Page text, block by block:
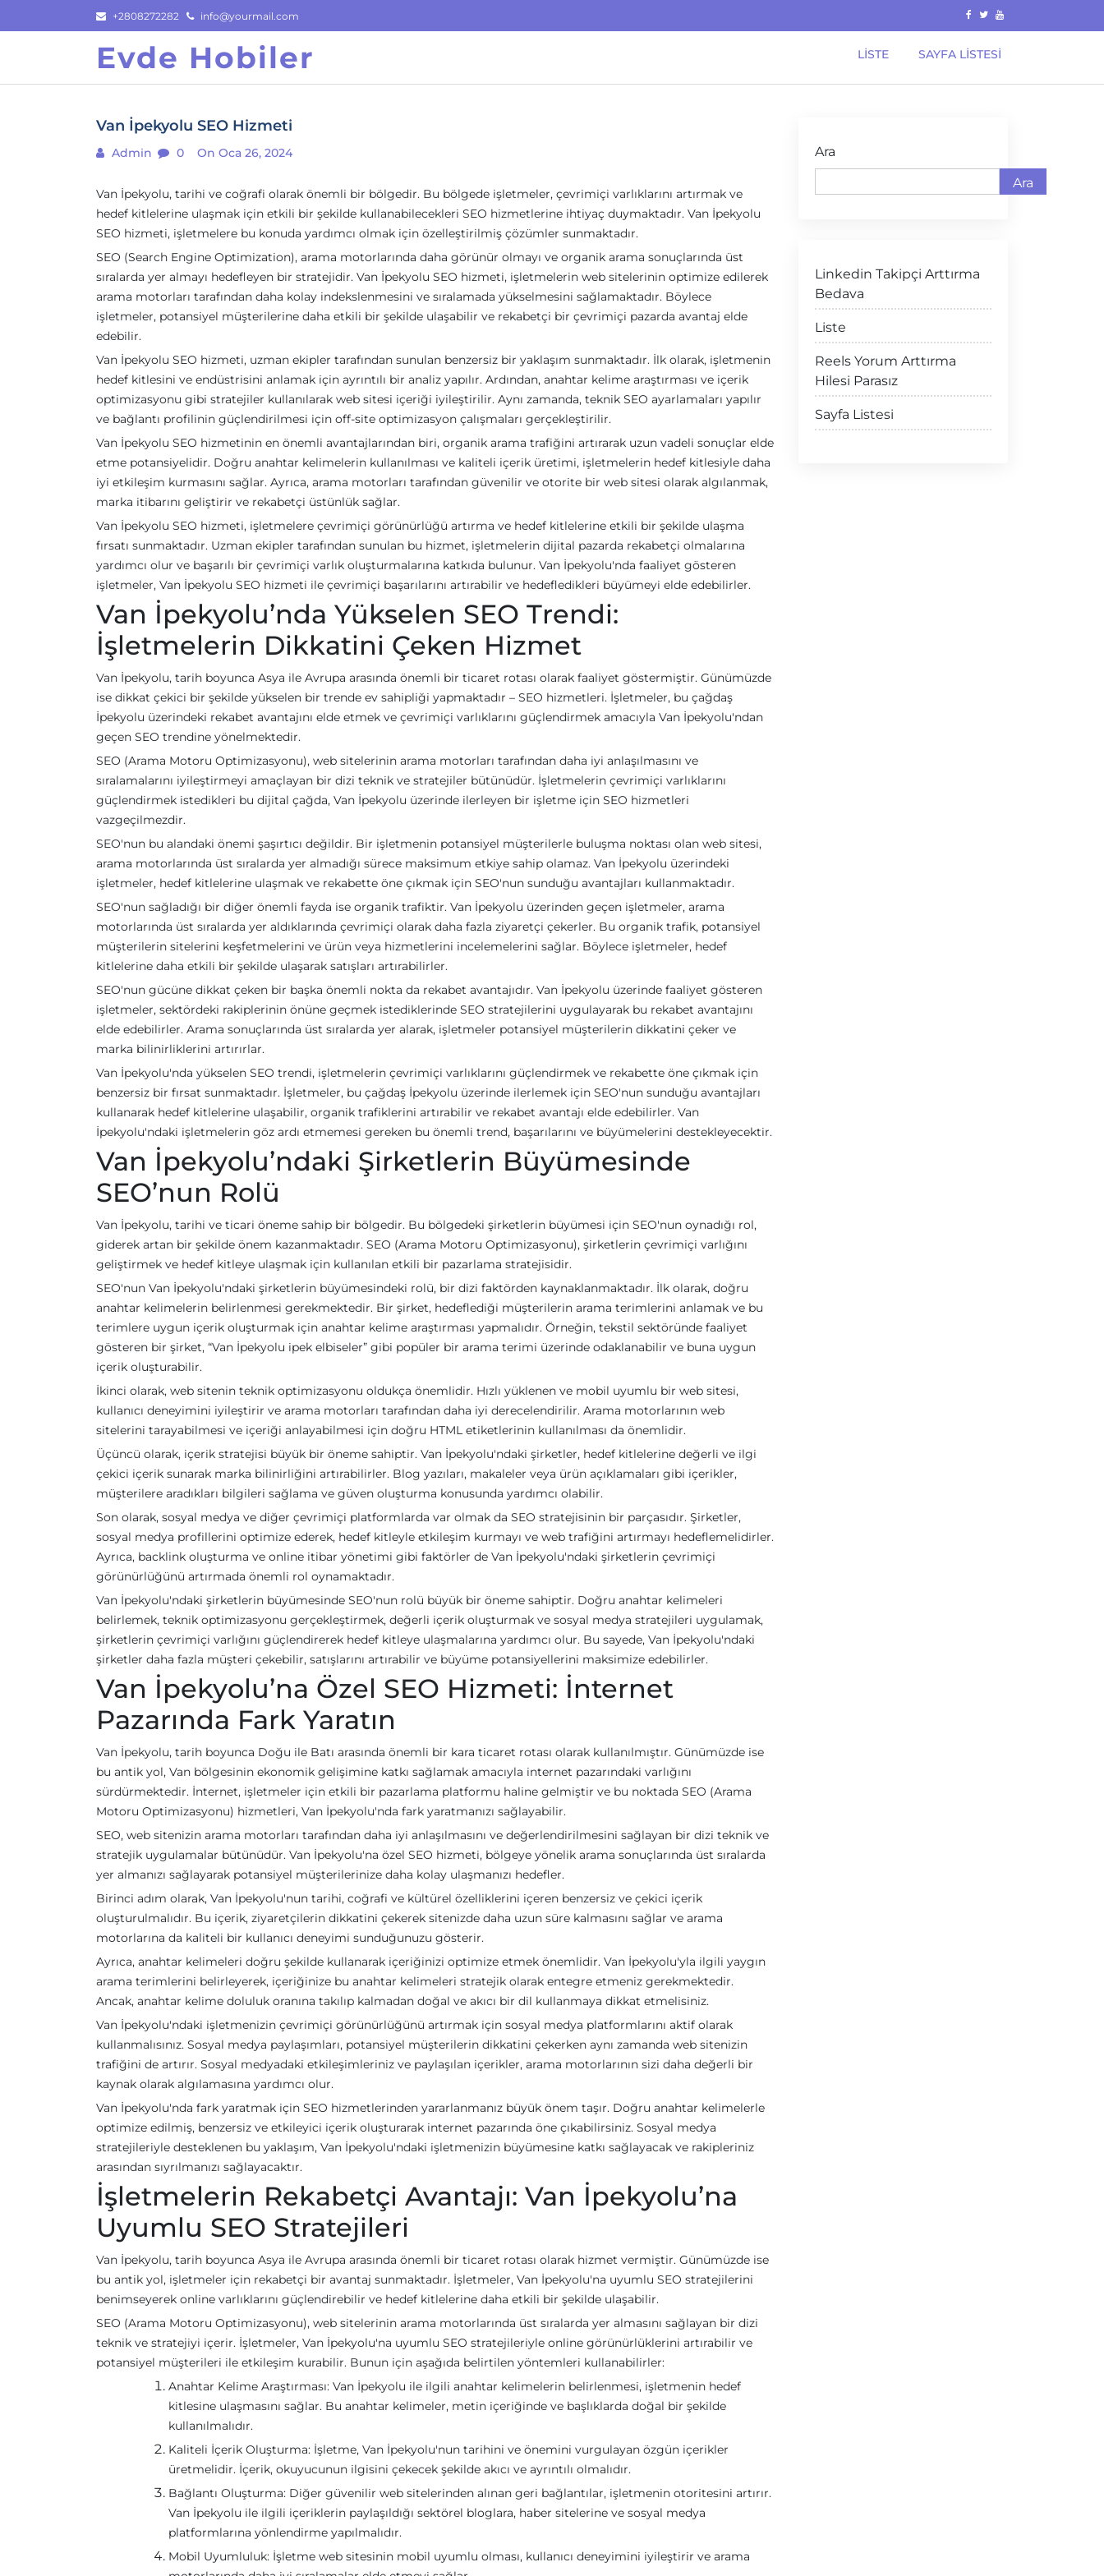
to
+2808272282 info@yourmail.com
Evde Hobiler LISTE SAYFA LISTESI
Van İpekyolu SEO Hizmeti
Admin 0 On Oca 26, 2024
Van İpekyolu, tarihi ve coğrafi olarak önemli bir bölgedir. Bu bölgede işletmeler, çevrimiçi varlıklarını artırmak ve
hedef kitlelerine ulaşmak için etkili bir şekilde kullanabilecekleri SEO hizmetlerine ihtiyaç duymaktadır. Van İpekyolu
SEO hizmeti, işletmelere bu konuda yardımcı olmak için özelleştirilmiş çözümler sunmaktadır.
SEO (Search Engine Optimization), arama motorlarında daha görünür olmayı ve organik arama sonuçlarında üst
sıralarda yer almayı hedefleyen bir stratejidir. Van İpekyolu SEO hizmeti, işletmelerin web sitelerinin optimize edilerek
arama motorları tarafından daha kolay indekslenmesini ve sıralamada yükselmesini sağlamaktadır. Böylece
işletmeler, potansiyel müşterilerine daha etkili bir şekilde ulaşabilir ve rekabetçi bir çevrimiçi pazarda avantaj elde
edebilir.
Van İpekyolu SEO hizmeti, uzman ekipler tarafından sunulan benzersiz bir yaklaşım sunmaktadır. İlk olarak, işletmenin
hedef kitlesini ve endüstrisini anlamak için ayrıntılı bir analiz yapılır. Ardından, anahtar kelime araştırması ve içerik
optimizasyonu gibi stratejiler kullanılarak web sitesi içeriği iyileştirilir. Aynı zamanda, teknik SEO ayarlamaları yapılır
ve bağlantı profilinin güçlendirilmesi için off-site optimizasyon çalışmaları gerçekleştirilir.
Van İpekyolu SEO hizmetinin en önemli avantajlarından biri, organik arama trafiğini artırarak uzun vadeli sonuçlar elde
etme potansiyelidir. Doğru anahtar kelimelerin kullanılması ve kaliteli içerik üretimi, işletmelerin hedef kitlesiyle daha
iyi etkileşim kurmasını sağlar. Ayrıca, arama motorları tarafından güvenilir ve otorite bir web sitesi olarak algılanmak,
marka itibarını geliştirir ve rekabetçi üstünlük sağlar.
Van İpekyolu SEO hizmeti, işletmelere çevrimiçi görünürlüğü artırma ve hedef kitlelerine etkili bir şekilde ulaşma
fırsatı sunmaktadır. Uzman ekipler tarafından sunulan bu hizmet, işletmelerin dijital pazarda rekabetçi olmalarına
yardımcı olur ve başarılı bir çevrimiçi varlık oluşturmalarına katkıda bulunur. Van İpekyolu'nda faaliyet gösteren
işletmeler, Van İpekyolu SEO hizmeti ile çevrimiçi başarılarını artırabilir ve hedefledikleri büyümeyi elde edebilirler.
Van İpekyolu’nda Yükselen SEO Trendi:
İşletmelerin Dikkatini Çeken Hizmet
Van İpekyolu, tarih boyunca Asya ile Avrupa arasında önemli bir ticaret rotası olarak faaliyet göstermiştir. Günümüzde
ise dikkat çekici bir şekilde yükselen bir trende ev sahipliği yapmaktadır – SEO hizmetleri. İşletmeler, bu çağdaş
İpekyolu üzerindeki rekabet avantajını elde etmek ve çevrimiçi varlıklarını güçlendirmek amacıyla Van İpekyolu'ndan
geçen SEO trendine yönelmektedir.
SEO (Arama Motoru Optimizasyonu), web sitelerinin arama motorları tarafından daha iyi anlaşılmasını ve
sıralamalarını iyileştirmeyi amaçlayan bir dizi teknik ve stratejiler bütünüdür. İşletmelerin çevrimiçi varlıklarını
güçlendirmek istedikleri bu dijital çağda, Van İpekyolu üzerinde ilerleyen bir işletme için SEO hizmetleri
vazgeçilmezdir.
SEO'nun bu alandaki önemi şaşırtıcı değildir. Bir işletmenin potansiyel müşterilerle buluşma noktası olan web sitesi,
arama motorlarında üst sıralarda yer almadığı sürece maksimum etkiye sahip olamaz. Van İpekyolu üzerindeki
işletmeler, hedef kitlelerine ulaşmak ve rekabette öne çıkmak için SEO'nun sunduğu avantajları kullanmaktadır.
SEO'nun sağladığı bir diğer önemli fayda ise organik trafiktir. Van İpekyolu üzerinden geçen işletmeler, arama
motorlarında üst sıralarda yer aldıklarında çevrimiçi olarak daha fazla ziyaretçi çekerler. Bu organik trafik, potansiyel
müşterilerin sitelerini keşfetmelerini ve ürün veya hizmetlerini incelemelerini sağlar. Böylece işletmeler, hedef
kitlelerine daha etkili bir şekilde ulaşarak satışları artırabilirler.
SEO'nun gücüne dikkat çeken bir başka önemli nokta da rekabet avantajıdır. Van İpekyolu üzerinde faaliyet gösteren
işletmeler, sektördeki rakiplerinin önüne geçmek istediklerinde SEO stratejilerini uygulayarak bu rekabet avantajını
elde edebilirler. Arama sonuçlarında üst sıralarda yer alarak, işletmeler potansiyel müşterilerin dikkatini çeker ve
marka bilinirliklerini artırırlar.
Van İpekyolu'nda yükselen SEO trendi, işletmelerin çevrimiçi varlıklarını güçlendirmek ve rekabette öne çıkmak için
benzersiz bir fırsat sunmaktadır. İşletmeler, bu çağdaş İpekyolu üzerinde ilerlemek için SEO'nun sunduğu avantajları
kullanarak hedef kitlelerine ulaşabilir, organik trafiklerini artırabilir ve rekabet avantajı elde edebilirler. Van
İpekyolu'ndaki işletmelerin göz ardı etmemesi gereken bu önemli trend, başarılarını ve büyümelerini destekleyecektir.
Van İpekyolu’ndaki Şirketlerin Büyümesinde
SEO’nun Rolü
Van İpekyolu, tarihi ve ticari öneme sahip bir bölgedir. Bu bölgedeki şirketlerin büyümesi için SEO'nun oynadığı rol,
giderek artan bir şekilde önem kazanmaktadır. SEO (Arama Motoru Optimizasyonu), şirketlerin çevrimiçi varlığını
geliştirmek ve hedef kitleye ulaşmak için kullanılan etkili bir pazarlama stratejisidir.
SEO'nun Van İpekyolu'ndaki şirketlerin büyümesindeki rolü, bir dizi faktörden kaynaklanmaktadır. İlk olarak, doğru
anahtar kelimelerin belirlenmesi gerekmektedir. Bir şirket, hedeflediği müşterilerin arama terimlerini anlamak ve bu
terimlere uygun içerik oluşturmak için anahtar kelime araştırması yapmalıdır. Örneğin, tekstil sektöründe faaliyet
gösteren bir şirket, “Van İpekyolu ipek elbiseler” gibi popüler bir arama terimi üzerinde odaklanabilir ve buna uygun
içerik oluşturabilir.
İkinci olarak, web sitenin teknik optimizasyonu oldukça önemlidir. Hızlı yüklenen ve mobil uyumlu bir web sitesi,
kullanıcı deneyimini iyileştirir ve arama motorları tarafından daha iyi derecelendirilir. Arama motorlarının web
sitelerini tarayabilmesi ve içeriği anlayabilmesi için doğru HTML etiketlerinin kullanılması da önemlidir.
Üçüncü olarak, içerik stratejisi büyük bir öneme sahiptir. Van İpekyolu'ndaki şirketler, hedef kitlelerine değerli ve ilgi
çekici içerik sunarak marka bilinirliğini artırabilirler. Blog yazıları, makaleler veya ürün açıklamaları gibi içerikler,
müşterilere aradıkları bilgileri sağlama ve güven oluşturma konusunda yardımcı olabilir.
Son olarak, sosyal medya ve diğer çevrimiçi platformlarda var olmak da SEO stratejisinin bir parçasıdır. Şirketler,
sosyal medya profillerini optimize ederek, hedef kitleyle etkileşim kurmayı ve web trafiğini artırmayı hedeflemelidirler.
Ayrıca, backlink oluşturma ve online itibar yönetimi gibi faktörler de Van İpekyolu'ndaki şirketlerin çevrimiçi
görünürlüğünü artırmada önemli rol oynamaktadır.
Van İpekyolu'ndaki şirketlerin büyümesinde SEO'nun rolü büyük bir öneme sahiptir. Doğru anahtar kelimeleri
belirlemek, teknik optimizasyonu gerçekleştirmek, değerli içerik oluşturmak ve sosyal medya stratejileri uygulamak,
şirketlerin çevrimiçi varlığını güçlendirerek hedef kitleye ulaşmalarına yardımcı olur. Bu sayede, Van İpekyolu'ndaki
şirketler daha fazla müşteri çekebilir, satışlarını artırabilir ve büyüme potansiyellerini maksimize edebilirler.
Van İpekyolu’na Özel SEO Hizmeti: İnternet
Pazarında Fark Yaratın
Van İpekyolu, tarih boyunca Doğu ile Batı arasında önemli bir kara ticaret rotası olarak kullanılmıştır. Günümüzde ise
bu antik yol, Van bölgesinin ekonomik gelişimine katkı sağlamak amacıyla internet pazarındaki varlığını
sürdürmektedir. İnternet, işletmeler için etkili bir pazarlama platformu haline gelmiştir ve bu noktada SEO (Arama
Motoru Optimizasyonu) hizmetleri, Van İpekyolu'nda fark yaratmanızı sağlayabilir.
SEO, web sitenizin arama motorları tarafından daha iyi anlaşılmasını ve değerlendirilmesini sağlayan bir dizi teknik ve
stratejik uygulamalar bütünüdür. Van İpekyolu'na özel SEO hizmeti, bölgeye yönelik arama sonuçlarında üst sıralarda
yer almanızı sağlayarak potansiyel müşterilerinize daha kolay ulaşmanızı hedefler.
Birinci adım olarak, Van İpekyolu'nun tarihi, coğrafi ve kültürel özelliklerini içeren benzersiz ve çekici içerik
oluşturulmalıdır. Bu içerik, ziyaretçilerin dikkatini çekerek sitenizde daha uzun süre kalmasını sağlar ve arama
motorlarına da kaliteli bir kullanıcı deneyimi sunduğunuzu gösterir.
Ayrıca, anahtar kelimeleri doğru şekilde kullanarak içeriğinizi optimize etmek önemlidir. Van İpekyolu'yla ilgili yaygın
arama terimlerini belirleyerek, içeriğinize bu anahtar kelimeleri stratejik olarak entegre etmeniz gerekmektedir.
Ancak, anahtar kelime doluluk oranına takılıp kalmadan doğal ve akıcı bir dil kullanmaya dikkat etmelisiniz.
Van İpekyolu'ndaki işletmenizin çevrimiçi görünürlüğünü artırmak için sosyal medya platformlarını aktif olarak
kullanmalısınız. Sosyal medya paylaşımları, potansiyel müşterilerin dikkatini çekerken aynı zamanda web sitenizin
trafiğini de artırır. Sosyal medyadaki etkileşimleriniz ve paylaşılan içerikler, arama motorlarının sizi daha değerli bir
kaynak olarak algılamasına yardımcı olur.
Van İpekyolu'nda fark yaratmak için SEO hizmetlerinden yararlanmanız büyük önem taşır. Doğru anahtar kelimelerle
optimize edilmiş, benzersiz ve etkileyici içerik oluşturarak internet pazarında öne çıkabilirsiniz. Sosyal medya
stratejileriyle desteklenen bu yaklaşım, Van İpekyolu'ndaki işletmenizin büyümesine katkı sağlayacak ve rakipleriniz
arasından sıyrılmanızı sağlayacaktır.
İşletmelerin Rekabetçi Avantajı: Van İpekyolu’na
Uyumlu SEO Stratejileri
Van İpekyolu, tarih boyunca Asya ile Avrupa arasında önemli bir ticaret rotası olarak hizmet vermiştir. Günümüzde ise
bu antik yol, işletmeler için rekabetçi bir avantaj sunmaktadır. İşletmeler, Van İpekyolu'na uyumlu SEO stratejilerini
benimseyerek online varlıklarını güçlendirebilir ve hedef kitlelerine daha etkili bir şekilde ulaşabilir.
SEO (Arama Motoru Optimizasyonu), web sitelerinin arama motorlarında üst sıralarda yer almasını sağlayan bir dizi
teknik ve stratejiyi içerir. İşletmeler, Van İpekyolu'na uyumlu SEO stratejileriyle online görünürlüklerini artırabilir ve
potansiyel müşterileri ile etkileşim kurabilir. Bunun için aşağıda belirtilen yöntemleri kullanabilirler:
Anahtar Kelime Araştırması: Van İpekyolu ile ilgili anahtar kelimelerin belirlenmesi, işletmenin hedef
kitlesine ulaşmasını sağlar. Bu anahtar kelimeler, metin içeriğinde ve başlıklarda doğal bir şekilde
kullanılmalıdır.
Kaliteli İçerik Oluşturma: İşletme, Van İpekyolu'nun tarihini ve önemini vurgulayan özgün içerikler
üretmelidir. İçerik, okuyucunun ilgisini çekecek şekilde akıcı ve ayrıntılı olmalıdır.
Bağlantı Oluşturma: Diğer güvenilir web sitelerinden alınan geri bağlantılar, işletmenin otoritesini artırır.
Van İpekyolu ile ilgili içeriklerin paylaşıldığı sektörel bloglara, haber sitelerine ve sosyal medya
platformlarına yönlendirme yapılmalıdır.
Mobil Uyumluluk: İşletme web sitesinin mobil uyumlu olması, kullanıcı deneyimini iyileştirir ve arama
Ara
Ara
Linkedin Takipçi Arttırma
Bedava
Liste
Reels Yorum Arttırma
Hilesi Parasız
Sayfa Listesi